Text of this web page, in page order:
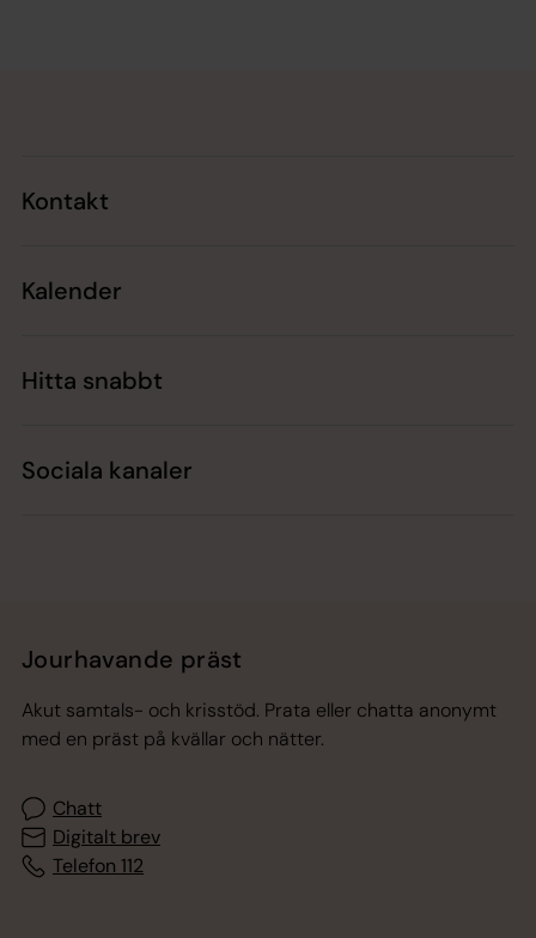
Kontakt
Kalender
Hitta snabbt
Sociala kanaler
Jourhavande präst
Akut samtals- och krisstöd. Prata eller chatta anonymt
med en präst på kvällar och nätter.
Chatt
Digitalt brev
Telefon 112